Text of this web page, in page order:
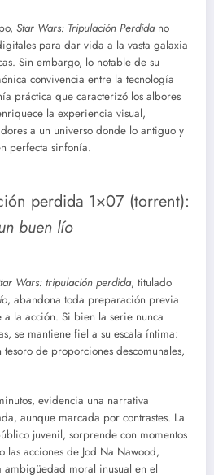
Star Wars: Tripulación Perdidano
para dar vida a la vasta galaxia
Sin embargo, lo notable de su
convivencia entre la tecnología
práctica que caracterizó los albores
la experiencia visual,
a un universo donde lo antiguo y
perfecta sinfonía.
perdida 1×07 (torrent):
buen lío
Wars: tripulación perdida, titulado
, abandona toda preparación previa
la acción. Si bien la serie nunca
se mantiene fiel a su escala íntima:
de proporciones descomunales,
evidencia una narrativa
aunque marcada por contrastes. La
juvenil, sorprende con momentos
las acciones de Jod Na Nawood,
ambigüedad moral inusual en el